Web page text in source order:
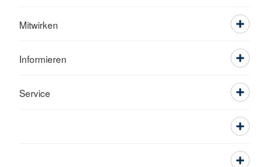
Mitwirken
Informieren
Service